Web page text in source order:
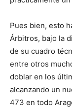
Pues bien, esto
Árbitros, bajo la
de su cuadro
entre otros
doblar en los
alcanzando un
473 en todo